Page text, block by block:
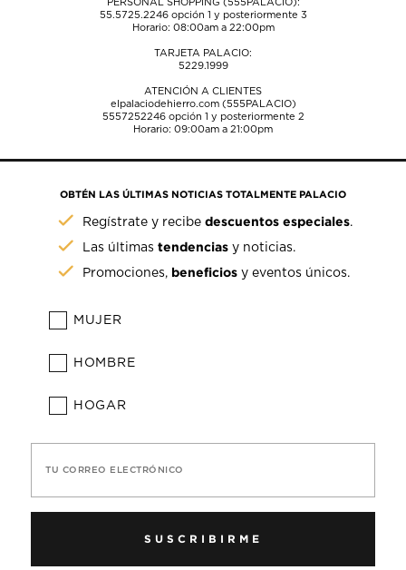
PERSONAL SHOPPING (555PALACIO):
55.5725.2246opción 1 y posteriormente 3
Horario: 08:00am a 22:00pm
TARJETA PALACIO:
5229.1999
ATENCIÓN A CLIENTES
elpalaciodehierro.com (555PALACIO)
5557252246opción 1 y posteriormente 2
Horario: 09:00am a 21:00pm
OBTÉN LAS ÚLTIMAS NOTICIAS TOTALMENTE PALACIO
Regístrate y recibedescuentos especiales.
Las últimastendencias y noticias.
Promociones, beneficios y eventos únicos.
MUJER
HOMBRE
HOGAR
TU CORREO ELECTRÓNICO
SUSCRIBIRME